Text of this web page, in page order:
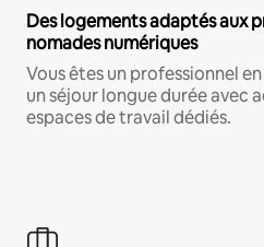
Des logements adaptés aux
nomades numériques
Vous êtes un professionnel
un séjour longue durée avec
espaces de travail dédiés.